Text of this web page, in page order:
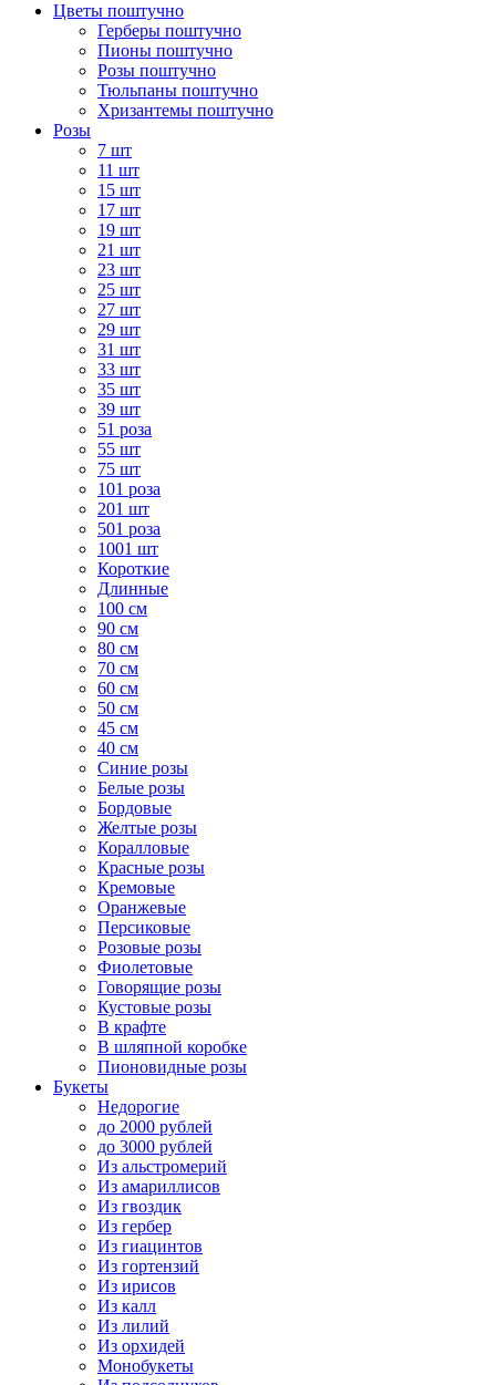
Цветы поштучно
Герберы поштучно
Пионы поштучно
Розы поштучно
Тюльпаны поштучно
Хризантемы поштучно
Розы
7 шт
11 шт
15 шт
17 шт
19 шт
21 шт
23 шт
25 шт
27 шт
29 шт
31 шт
33 шт
35 шт
39 шт
51 роза
55 шт
75 шт
101 роза
201 шт
501 роза
1001 шт
Короткие
Длинные
100 см
90 см
80 см
70 см
60 см
50 см
45 см
40 см
Cиние розы
Белые розы
Бордовые
Желтые розы
Коралловые
Красные розы
Кремовые
Оранжевые
Персиковые
Розовые розы
Фиолетовые
Говорящие розы
Кустовые розы
В крафте
В шляпной коробке
Пионовидные розы
Букеты
Недорогие
до 2000 рублей
до 3000 рублей
Из альстромерий
Из амариллисов
Из гвоздик
Из гербер
Из гиацинтов
Из гортензий
Из ирисов
Из калл
Из лилий
Из орхидей
Монобукеты